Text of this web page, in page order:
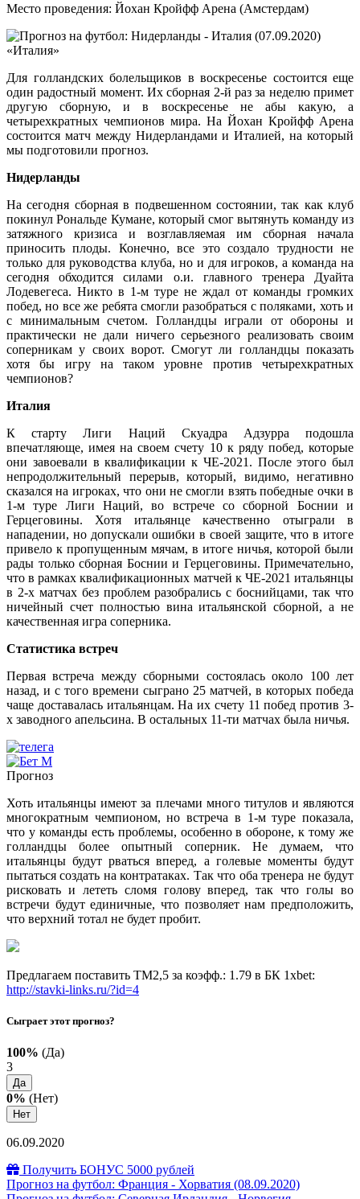
Место проведения: Йохан Кройфф Арена (Амстердам)
«Италия»
Для голландских болельщиков в воскресенье состоится еще
один радостный момент. Их сборная 2-й раз за неделю примет
другую сборную, и в воскресенье не абы какую, а
четырехкратных чемпионов мира. На Йохан Кройфф Арена
состоится матч между Нидерландами и Италией, на который
мы подготовили прогноз.
Нидерланды
На сегодня сборная в подвешенном состоянии, так как клуб
покинул Рональде Кумане, который смог вытянуть команду из
затяжного кризиса и возглавляемая им сборная начала
приносить плоды. Конечно, все это создало трудности не
только для руководства клуба, но и для игроков, а команда на
сегодня обходится силами о.и. главного тренера Дуайта
Лодевегеса. Никто в 1-м туре не ждал от команды громких
побед, но все же ребята смогли разобраться с поляками, хоть и
с минимальным счетом. Голландцы играли от обороны и
практически не дали ничего серьезного реализовать своим
соперникам у своих ворот. Смогут ли голландцы показать
хотя бы игру на таком уровне против четырехкратных
чемпионов?
Италия
К старту Лиги Наций Скуадра Адзурра подошла
впечатляюще, имея на своем счету 10 к ряду побед, которые
они завоевали в квалификации к ЧЕ-2021. После этого был
непродолжительный перерыв, который, видимо, негативно
сказался на игроках, что они не смогли взять победные очки в
1-м туре Лиги Наций, во встрече со сборной Боснии и
Герцеговины. Хотя итальянце качественно отыграли в
нападении, но допускали ошибки в своей защите, что в итоге
привело к пропущенным мячам, в итоге ничья, которой были
рады только сборная Боснии и Герцеговины. Примечательно,
что в рамках квалификационных матчей к ЧЕ-2021 итальянцы
в 2-х матчах без проблем разобрались с боснийцами, так что
ничейный счет полностью вина итальянской сборной, а не
качественная игра соперника.
Статистика встреч
Первая встреча между сборными состоялась около 100 лет
назад, и с того времени сыграно 25 матчей, в которых победа
чаще доставалась итальянцам. На их счету 11 побед против 3-
х заводного апельсина. В остальных 11-ти матчах была ничья.
Прогноз
Хоть итальянцы имеют за плечами много титулов и являются
многократным чемпионом, но встреча в 1-м туре показала,
что у команды есть проблемы, особенно в обороне, к тому же
голландцы более опытный соперник. Не думаем, что
итальянцы будут рваться вперед, а голевые моменты будут
пытаться создать на контратаках. Так что оба тренера не будут
рисковать и лететь сломя голову вперед, так что голы во
встречи будут единичные, что позволяет нам предположить,
что верхний тотал не будет пробит.
Предлагаем поставить ТМ2,5 за коэфф.: 1.79 в БК 1xbet:
http://stavki-links.ru/?id=4
Сыграет этот прогноз?
100% (Да)
3
Да
0% (Нет)
Нет
06.09.2020
Получить БОНУС 5000 рублей
Прогноз на футбол: Франция - Хорватия (08.09.2020)